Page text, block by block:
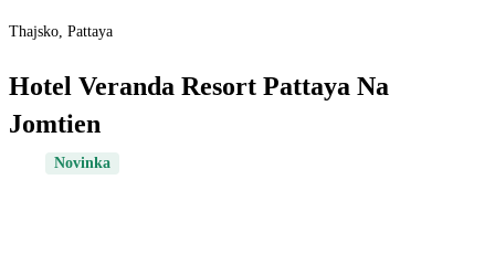
Thajsko, Pattaya
Hotel Veranda Resort Pattaya Na
Jomtien
Novinka